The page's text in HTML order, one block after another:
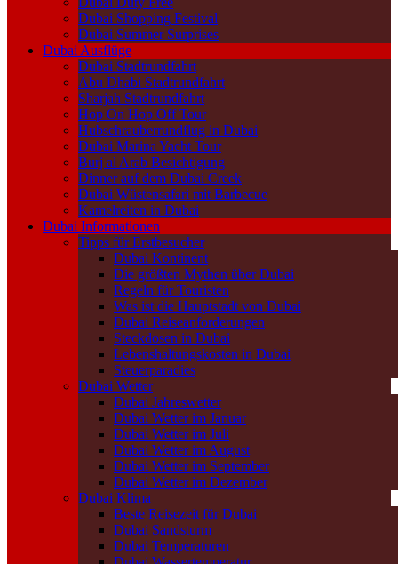
Dubai Shopping Festival
Dubai Summer Surprises
Dubai Ausflüge
Dubai Stadtrundfahrt
Abu Dhabi Stadtrundfahrt
Sharjah Stadtrundfahrt
Hop On Hop Off Tour
Hubschrauberrundflug in Dubai
Dubai Marina Yacht Tour
Burj al Arab Besichtigung
Dinner auf dem Dubai Creek
Dubai Wüstensafari mit Barbecue
Kamelreiten in Dubai
Dubai Informationen
Tipps für Erstbesucher
Dubai Kontinent
Die größten Mythen über Dubai
Regeln für Touristen
Was ist die Hauptstadt von Dubai
Dubai Reiseanforderungen
Steckdosen in Dubai
Lebenshaltungskosten in Dubai
Steuerparadies
Dubai Wetter
Dubai Jahreswetter
Dubai Wetter im Januar
Dubai Wetter im Juli
Dubai Wetter im August
Dubai Wetter im September
Dubai Wetter im Dezember
Dubai Klima
Beste Reisezeit für Dubai
Dubai Sandsturm
Dubai Temperaturen